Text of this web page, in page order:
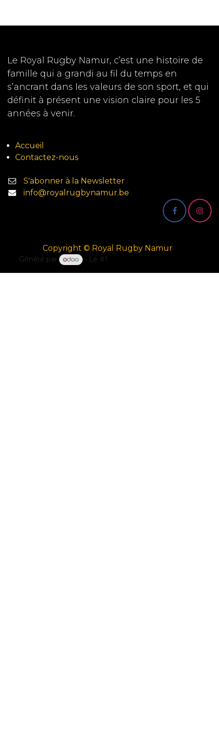
Le Royal Rugby Namur, c’est une histoire de
famille qui a grandi au fil du temps en
s’ancrant dans les valeurs de son sport, et qui
définit à présent une vision claire pour les 5
années à venir.
Accueil
Contactez-nous
S'abonner à la Newsletter
info@royalrugbynamur.be
Copyright © Royal Rugby Namur
Généré par - Le #1